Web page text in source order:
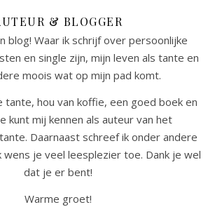
& BLOGGER
blog! Waar ik schrijf over persoonlijke
en single zijn, mijn leven als tante en
moois wat op mijn pad komt.
hou van koffie, een goed boek en
kunt mij kennen als auteur van het
Daarnaast schreef ik onder andere
wens je veel leesplezier toe. Dank je wel
dat je er bent!
Warme groet!